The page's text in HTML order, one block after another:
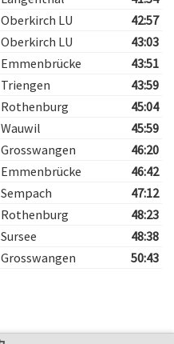
Oberkirch LU
42:57
Oberkirch LU
43:03
Emmenbrücke
43:51
Triengen
43:59
Rothenburg
45:04
Wauwil
45:59
Grosswangen
46:20
Emmenbrücke
46:42
Sempach
47:12
Rothenburg
48:23
Sursee
48:38
Grosswangen
50:43